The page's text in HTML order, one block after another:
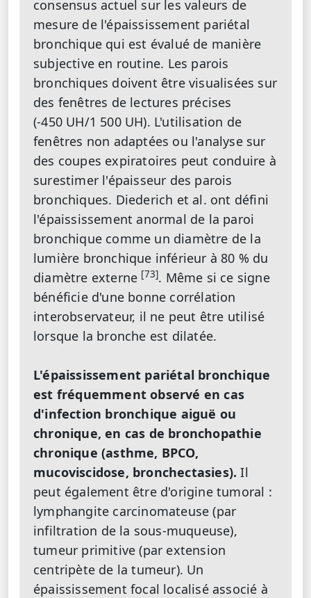
consensus actuel sur les valeurs de
mesure de l'épaississement pariétal
bronchique qui est évalué de manière
subjective en routine. Les parois
bronchiques doivent être visualisées sur
des fenêtres de lectures précises
(-450 UH/1 500 UH). L'utilisation de
fenêtres non adaptées ou l'analyse sur
des coupes expiratoires peut conduire à
surestimer l'épaisseur des parois
bronchiques. Diederich et al. ont défini
l'épaississement anormal de la paroi
bronchique comme un diamètre de la
lumière bronchique inférieur à 80 % du
diamètre externe [73]. Même si ce signe
bénéficie d'une bonne corrélation
interobservateur, il ne peut être utilisé
lorsque la bronche est dilatée.
L'épaississement pariétal bronchique
est fréquemment observé en cas
d'infection bronchique aiguë ou
chronique, en cas de bronchopathie
chronique (asthme, BPCO,
mucoviscidose, bronchectasies). Il
peut également être d'origine tumoral :
lymphangite carcinomateuse (par
infiltration de la sous-muqueuse),
tumeur primitive (par extension
centripète de la tumeur). Un
épaississement focal localisé associé à